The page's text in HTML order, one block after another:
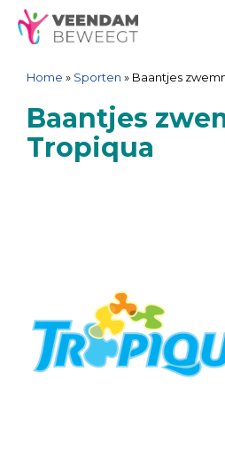
Ga
naar
inhoud
Spring
naar
navigatie
Sitemap
Ga
naar
inhoud
Home » Sporten » Baantjes
Baantjes
Tropiqua